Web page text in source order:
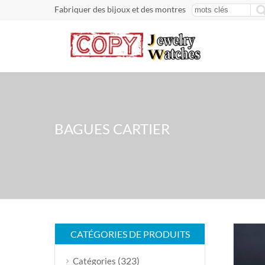
Fabriquer des bijoux et des montres
BAGUES CARTIER
CATÉGORIES DE PRODUITS
Catégories (323)